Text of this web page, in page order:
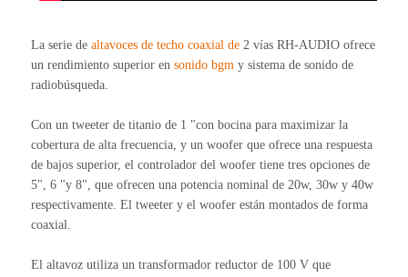
La serie dealtavoces de techo coaxial de 2 vías RH-AUDIO ofrece
un rendimiento superior ensonido bgm y sistema de sonido de
radiobúsqueda.
Con un tweeter de titanio de 1 "con bocina para maximizar la
cobertura de alta frecuencia, y un woofer que ofrece una respuesta
de bajos superior, el controlador del woofer tiene tres opciones de
5", 6 "y 8", que ofrecen una potencia nominal de 20w, 30w y 40w
respectivamente. El tweeter y el woofer están montados de forma
coaxial.
El altavoz utiliza un transformador reductor de 100 V que